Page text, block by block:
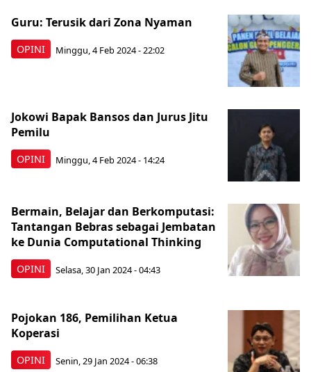
OPINI
Guru: Terusik dari Zona Nyaman
Minggu, 4 Feb 2024 - 22:02
OPINI
Jokowi Bapak Bansos dan Jurus Jitu
Pemilu
Minggu, 4 Feb 2024 - 14:24
OPINI
Bermain, Belajar dan Berkomputasi:
Tantangan Bebras sebagai Jembatan
ke Dunia Computational Thinking
Selasa, 30 Jan 2024 - 04:43
OPINI
Pojokan 186, Pemilihan Ketua
Koperasi
Senin, 29 Jan 2024 - 06:38